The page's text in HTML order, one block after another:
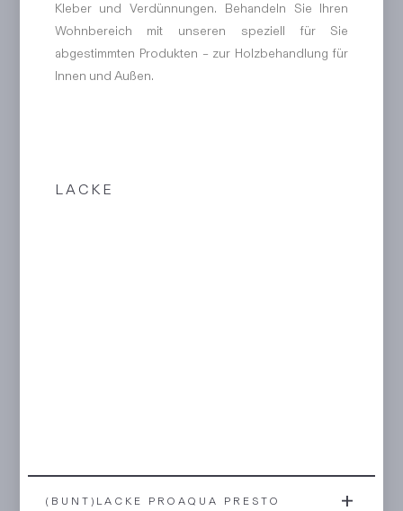
Kleber und Verdünnungen. Behandeln Sie Ihren
Wohnbereich mit unseren speziell für Sie
abgestimmten Produkten – zur Holzbehandlung für
Innen und Außen.
LACKE
(BUNT)LACKE PROAQUA PRESTO